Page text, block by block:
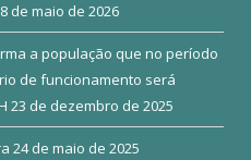
de maio de 2026
a população que no período
de funcionamento será
23 de dezembro de 2025
24 de maio de 2025